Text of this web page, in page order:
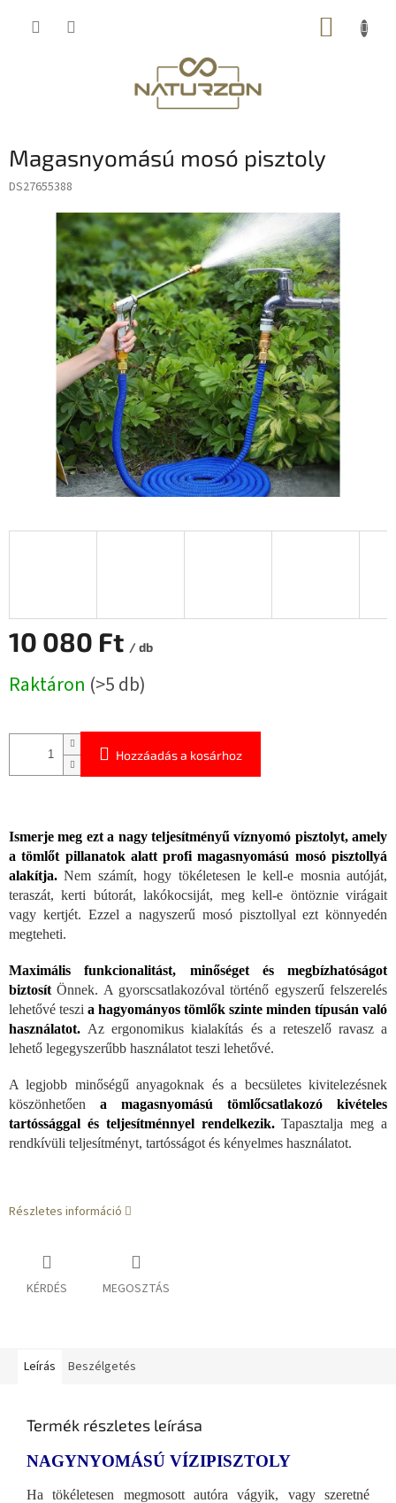
KOSÁR
Magasnyomású mosó pisztoly
DS27655388
10 080 Ft / db
Raktáron (>5 db)
Hozzáadás a kosárhoz
Ismerje meg ezt a nagy teljesítményű víznyomó pisztolyt, amely
a tömlőt pillanatok alatt profi magasnyomású mosó pisztollyá
alakítja. Nem számít, hogy tökéletesen le kell-e mosnia autóját,
teraszát, kerti bútorát, lakókocsiját, meg kell-e öntöznie virágait
vagy kertjét. Ezzel a nagyszerű mosó pisztollyal ezt könnyedén
megteheti.
Maximális funkcionalitást, minőséget és megbízhatóságot
biztosít Önnek. A gyorscsatlakozóval történő egyszerű felszerelés
lehetővé teszi a hagyományos tömlők szinte minden típusán való
használatot. Az ergonomikus kialakítás és a reteszelő ravasz a
lehető legegyszerűbb használatot teszi lehetővé.
A legjobb minőségű anyagoknak és a becsületes kivitelezésnek
köszönhetően
a magasnyomású tömlőcsatlakozó kivételes
tartóssággal és teljesítménnyel rendelkezik. Tapasztalja meg a
rendkívüli teljesítményt, tartósságot és kényelmes használatot.
Részletes információ
KÉRDÉS MEGOSZTÁS
Leírás Beszélgetés
Termék részletes leírása
NAGYNYOMÁSÚ VÍZIPISZTOLY
Ha tökéletesen megmosott autóra vágyik, vagy szeretné